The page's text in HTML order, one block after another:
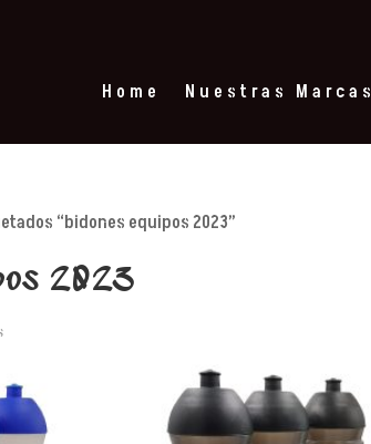
Home Nuestras Marcas
“bidones equipos 2023”
2023